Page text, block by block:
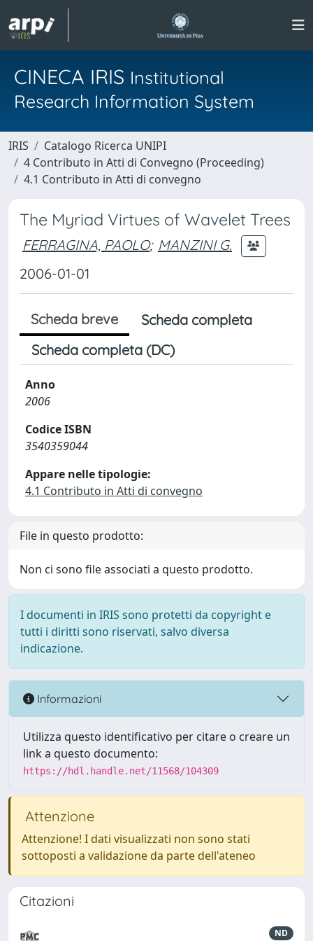
CINECA IRIS Institutional
Research Information System
IRIS
Catalogo Ricerca UNIPI
4 Contributo in Atti di Convegno (Proceeding)
4.1 Contributo in Atti di convegno
The Myriad Virtues of Wavelet Trees
FERRAGINA, PAOLO; MANZINI G.
2006-01-01
Scheda breve
Scheda completa
Scheda completa (DC)
Anno
2006
Codice ISBN
3540359044
Appare nelle tipologie:
4.1 Contributo in Atti di convegno
File in questo prodotto:
Non ci sono file associati a questo prodotto.
I documenti in IRIS sono protetti da copyright e
tutti i diritti sono riservati, salvo diversa
indicazione.
Informazioni
Utilizza questo identificativo per citare o creare un
link a questo documento:
https://hdl.handle.net/11568/104309
Attenzione
Attenzione! I dati visualizzati non sono stati
sottoposti a validazione da parte dell'ateneo
Citazioni
ND